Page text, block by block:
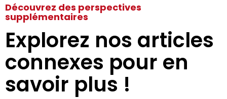
Découvrez des perspectives
supplémentaires
Explorez nos articles
connexes pour en
savoir plus !